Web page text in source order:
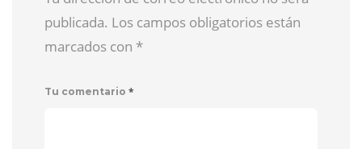
publicada. Los campos obligatorios están
marcados con *
Tu comentario *